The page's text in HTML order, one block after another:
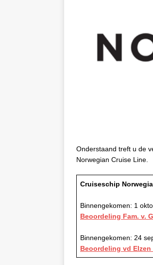
Onderstaand treft u de
Norwegian Cruise Line.
Cruiseschip
Binnengekomen: 1
Beoordeling Fam. v.
Binnengekomen: 24
Beoordeling vd